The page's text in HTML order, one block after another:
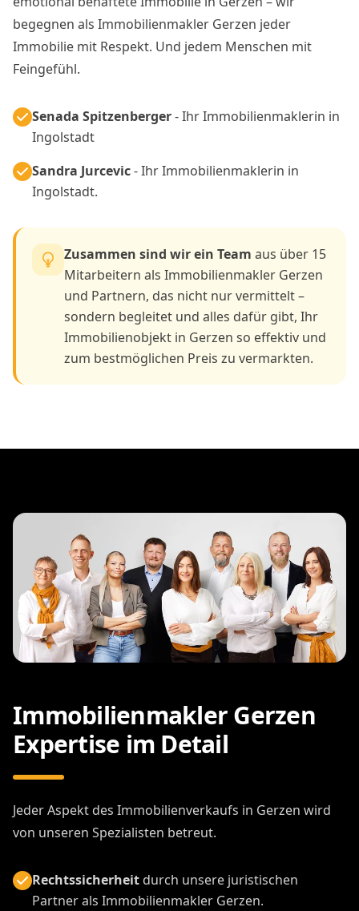
begegnen als Immobilienmakler Gerzen jeder
Immobilie mit Respekt. Und jedem Menschen mit
Feingefühl.
Senada Spitzenberger- Ihr Immobilienmaklerin in
Ingolstadt
Sandra Jurcevic- Ihr Immobilienmaklerin in
Ingolstadt.
Zusammen sind wir ein Team aus über 15
Mitarbeitern als Immobilienmakler Gerzen
und Partnern, das nicht nur vermittelt –
sondern begleitet und alles dafür gibt, Ihr
Immobilienobjekt in Gerzen so effektiv und
zum bestmöglichen Preis zu vermarkten.
Immobilienmakler Gerzen
Expertise im Detail
Jeder Aspekt des Immobilienverkaufs in Gerzen wird
von unseren Spezialisten betreut.
Rechtssicherheitdurch unsere juristischen
Partner als Immobilienmakler Gerzen.